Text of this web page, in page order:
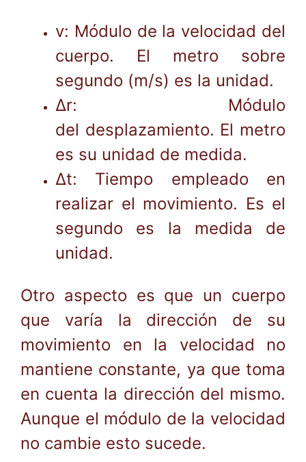
v: Módulo de la velocidad del
cuerpo. El metro sobre
segundo (m/s) es la unidad.
∆r: Módulo
del desplazamiento. El metro
es su unidad de medida.
∆t: Tiempo empleado en
realizar el movimiento. Es el
segundo es la medida de
unidad.
Otro aspecto es que un cuerpo
que varía la dirección de su
movimiento en la velocidad no
mantiene constante, ya que toma
en cuenta la dirección del mismo.
Aunque el módulo de la velocidad
no cambie esto sucede.